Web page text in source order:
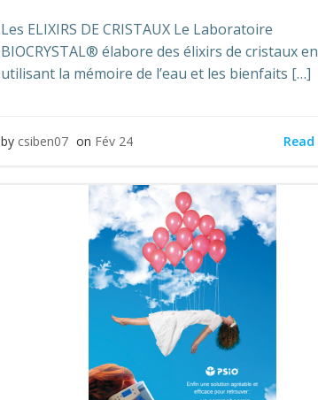
Les ELIXIRS DE CRISTAUX Le Laboratoire
BIOCRYSTAL® élabore des élixirs de cristaux en
utilisant la mémoire de l’eau et les bienfaits […]
by csiben07 on Fév 24